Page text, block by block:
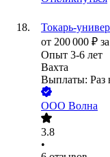
Токарь-
от 200 000 ₽
Опыт 3-6 лет
Вахта
Выплаты: Раз
ООО Волна
3.8
•